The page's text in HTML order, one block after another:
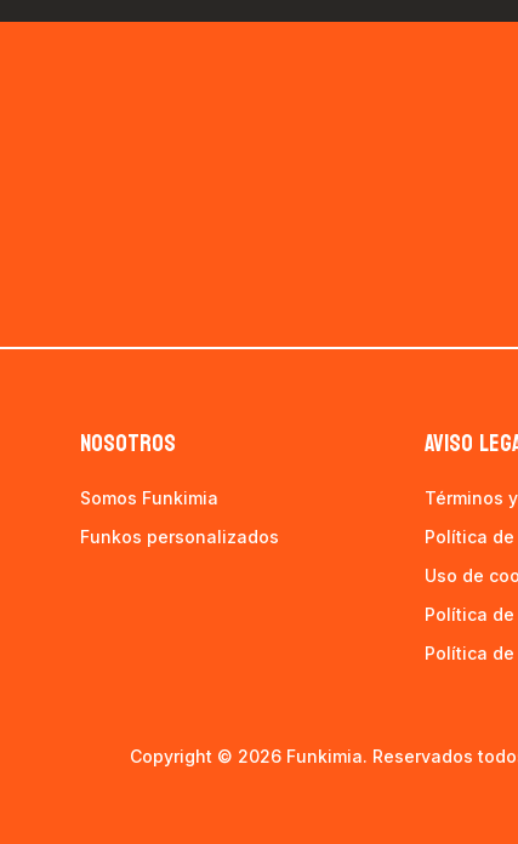
NOSOTROS
Somos Funkimia
Funkos personalizados
AVISO
Términos
Política
Uso de
Política
Política
Copyright © 2026 Funkimia. Reservados